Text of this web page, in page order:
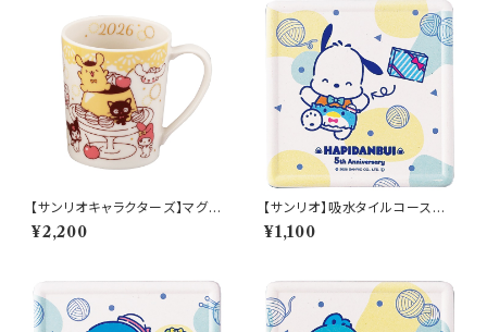
【サンリオキャラクターズ】マグ(2
026)【SAN2026】SAN2026-
11
¥2,200
【サンリオ】吸水タイルコースタ
ー(ポチャッコ)【SAN170】SAN
171-346
¥1,100